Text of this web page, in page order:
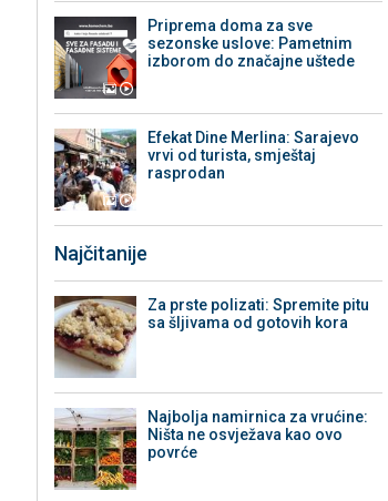
Priprema doma za sve
sezonske uslove: Pametnim
izborom do značajne uštede
Efekat Dine Merlina: Sarajevo
vrvi od turista, smještaj
rasprodan
Najčitanije
Za prste polizati: Spremite pitu
sa šljivama od gotovih kora
Najbolja namirnica za vrućine:
Ništa ne osvježava kao ovo
povrće